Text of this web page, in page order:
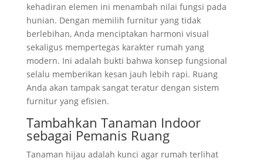
kehadiran elemen ini menambah nilai fungsi pada
hunian. Dengan memilih furnitur yang tidak
berlebihan, Anda menciptakan harmoni visual
sekaligus mempertegas karakter rumah yang
modern. Ini adalah bukti bahwa konsep fungsional
selalu memberikan kesan jauh lebih rapi. Ruang
Anda akan tampak sangat teratur dengan sistem
furnitur yang efisien.
Tambahkan Tanaman Indoor
sebagai Pemanis Ruang
Tanaman hijau adalah kunci agar rumah terlihat